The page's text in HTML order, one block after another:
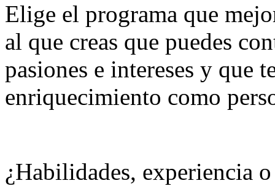
Elige el programa que
al que creas que puedes
pasiones e intereses y que
enriquecimiento como
¿Habilidades, experiencia